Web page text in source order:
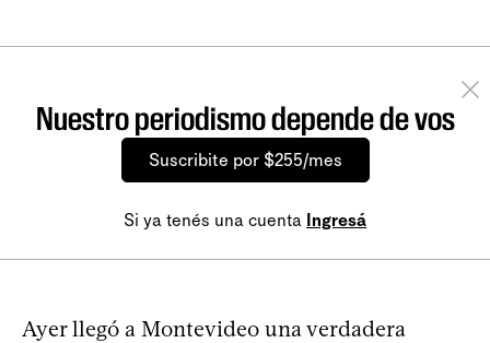
Nuestro periodismo depende de vos
Suscribite por $255/mes
Si ya tenés una cuenta Ingresá
Ayer llegó a Montevideo una verdadera